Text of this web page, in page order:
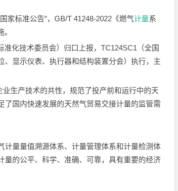
家标准公告”，GB/T 41248-2022《燃气计量系
化技术委员会）归口上报，TC124SC1（全国
显示仪表、执行器和结构装置分会）执行，主
生产技术的共性，规范了投产前和运行中的天
国内快速发展的天然气贸易交接计量的监管需
量量值溯源体系、计量管理体系和计量检测体
量的公平、科学、准确、可靠，具有重要的经济